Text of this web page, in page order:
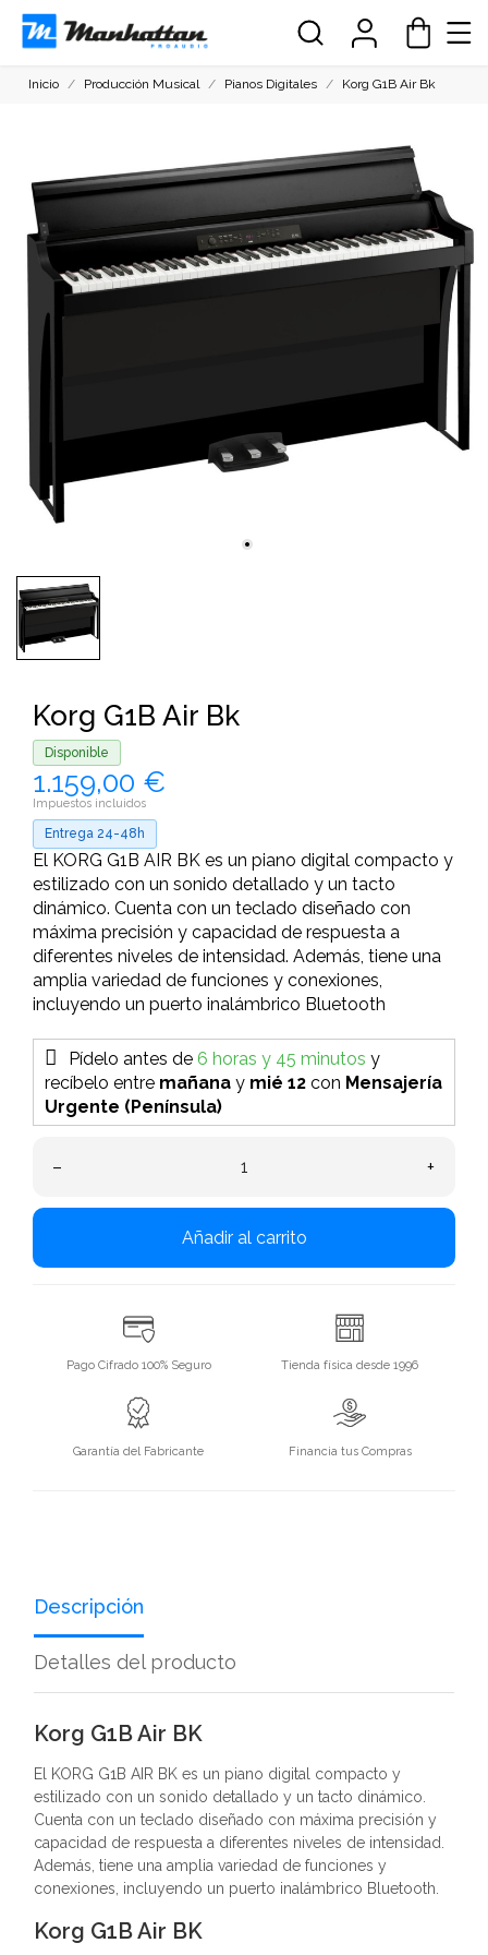
Inicio Producción Musical Pianos Digitales Korg G1B Air Bk
Korg G1B Air Bk
Disponible
1.159,00 €
Impuestos incluidos
Entrega 24-48h
El KORG G1B AIR BK es un piano digital compacto y
estilizado con un sonido detallado y un tacto
dinámico. Cuenta con un teclado diseñado con
máxima precisión y capacidad de respuesta a
diferentes niveles de intensidad. Además, tiene una
amplia variedad de funciones y conexiones,
incluyendo un puerto inalámbrico Bluetooth
Pídelo antes de 6 horas y 45 minutos y
recíbelo entre mañana y mié 12 con Mensajería
Urgente (Península)
– +
Añadir al carrito
Pago Cifrado 100% Seguro Tienda física desde 1996
Garantía del Fabricante Financia tus Compras
Descripción
Detalles del producto
Korg G1B Air BK
El KORG G1B AIR BK es un piano digital compacto y
estilizado con un sonido detallado y un tacto dinámico.
Cuenta con un teclado diseñado con máxima precisión y
capacidad de respuesta a diferentes niveles de intensidad.
Además, tiene una amplia variedad de funciones y
conexiones, incluyendo un puerto inalámbrico Bluetooth.
Korg G1B Air BK